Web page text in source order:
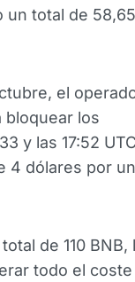
un total de
el
bloquear los
y las 17:52 UTC
4 dólares por
de 110 BNB,
todo el coste